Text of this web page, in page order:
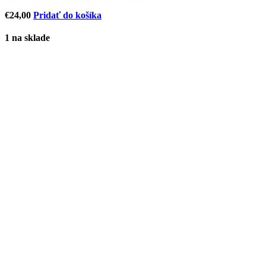
€24,00 Pridať do košíka
1 na sklade